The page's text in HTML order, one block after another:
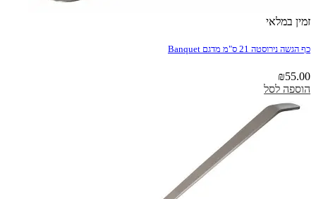
זמין במלאי
כף הגשה נירוסטה 21 ס"מ מדגם Banquet
₪55.00
הוספה לסל